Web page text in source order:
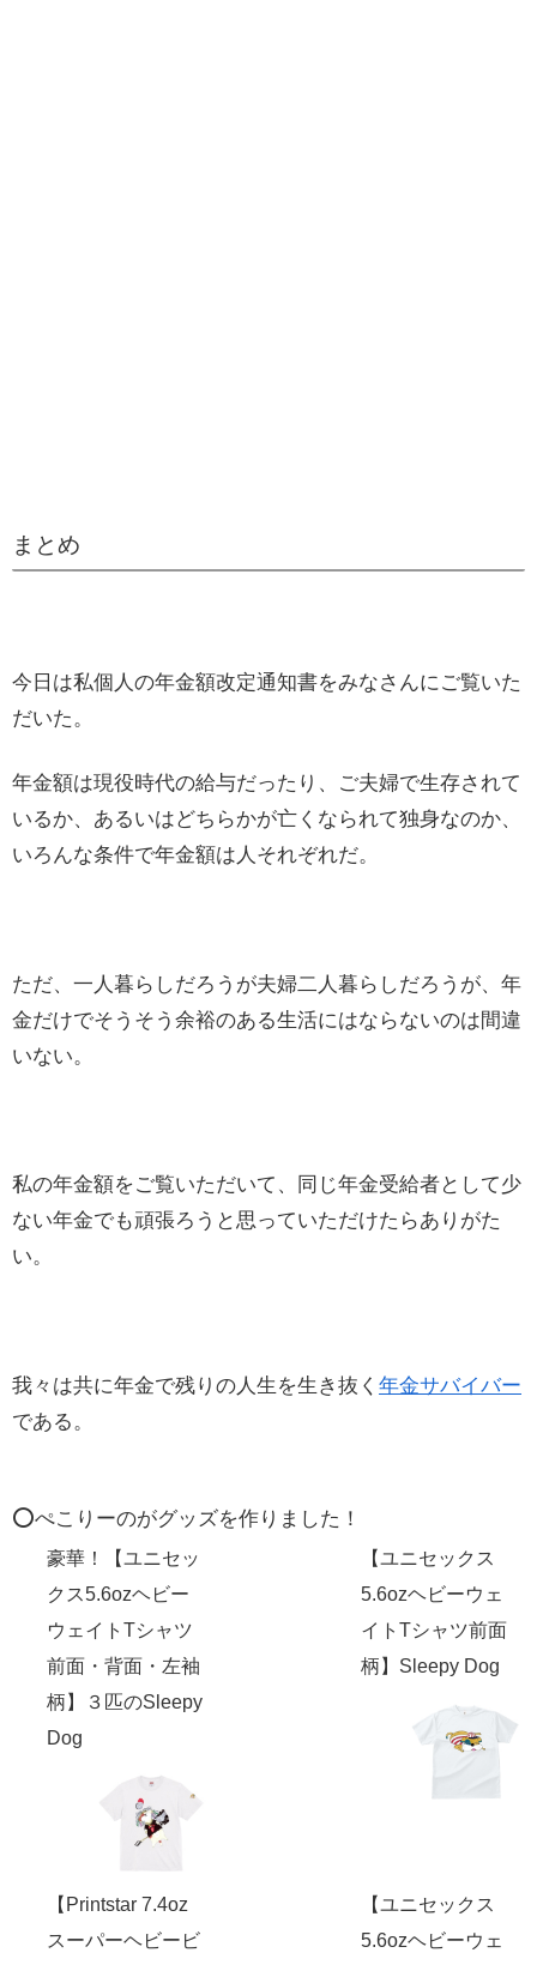
まとめ
今日は私個人の年金額改定通知書をみなさんにご覧いた
だいた。
年金額は現役時代の給与だったり、ご夫婦で生存されて
いるか、あるいはどちらかが亡くなられて独身なのか、
いろんな条件で年金額は人それぞれだ。
ただ、一人暮らしだろうが夫婦二人暮らしだろうが、年
金だけでそうそう余裕のある生活にはならないのは間違
いない。
私の年金額をご覧いただいて、同じ年金受給者として少
ない年金でも頑張ろうと思っていただけたらありがた
い。
我々は共に年金で残りの人生を生き抜く 年金サバイバー
である。
⭕️ぺこりーのがグッズを作りました！
豪華！【ユニセッ
クス5.6ozヘビー
ウェイトTシャツ
前面・背面・左袖
柄】３匹のSleepy
Dog
【ユニセックス
5.6ozヘビーウェ
イトTシャツ前面
柄】Sleepy Dog
【Printstar 7.4oz
スーパーヘビービ
【ユニセックス
5.6ozヘビーウェ